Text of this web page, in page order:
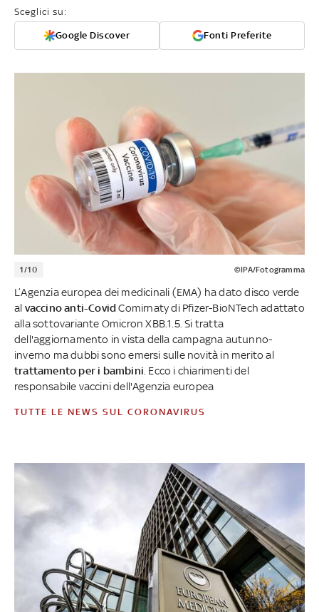
Sceglici su:
Google Discover Fonti Preferite
1/10 ©IPA/Fotogramma
L’Agenzia europea dei medicinali (EMA) ha dato disco verde
al vaccino anti-CovidComirnaty di Pfizer-BioNTech adattato
alla sottovariante Omicron XBB.1.5. Si tratta
dell'aggiornamento in vista della campagna autunno-
inverno ma dubbi sono emersi sulle novità in merito al
trattamento per i bambini . Ecco i chiarimenti del
responsabile vaccini dell'Agenzia europea
TUTTE LE NEWS SUL CORONAVIRUS